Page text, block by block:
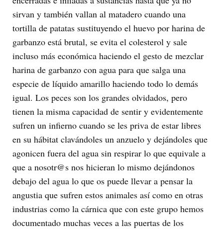
sirvan y también vallan al matadero cuando una
tortilla de patatas sustituyendo el huevo por harina de
garbanzo está brutal, se evita el colesterol y sale
incluso más económica haciendo el gesto de mezclar
harina de garbanzo con agua para que salga una
especie de líquido amarillo haciendo todo lo demás
igual. Los peces son los grandes olvidados, pero
tienen la misma capacidad de sentir y evidentemente
sufren un infierno cuando se les priva de estar libres
en su hábitat clavándoles un anzuelo y dejándoles que
agonicen fuera del agua sin respirar lo que equivale a
que a nosotr@s nos hicieran lo mismo dejándonos
debajo del agua lo que os puede llevar a pensar la
angustia que sufren estos animales así como en otras
industrias como la cárnica que con este grupo hemos
documentado muchas veces a las puertas de los